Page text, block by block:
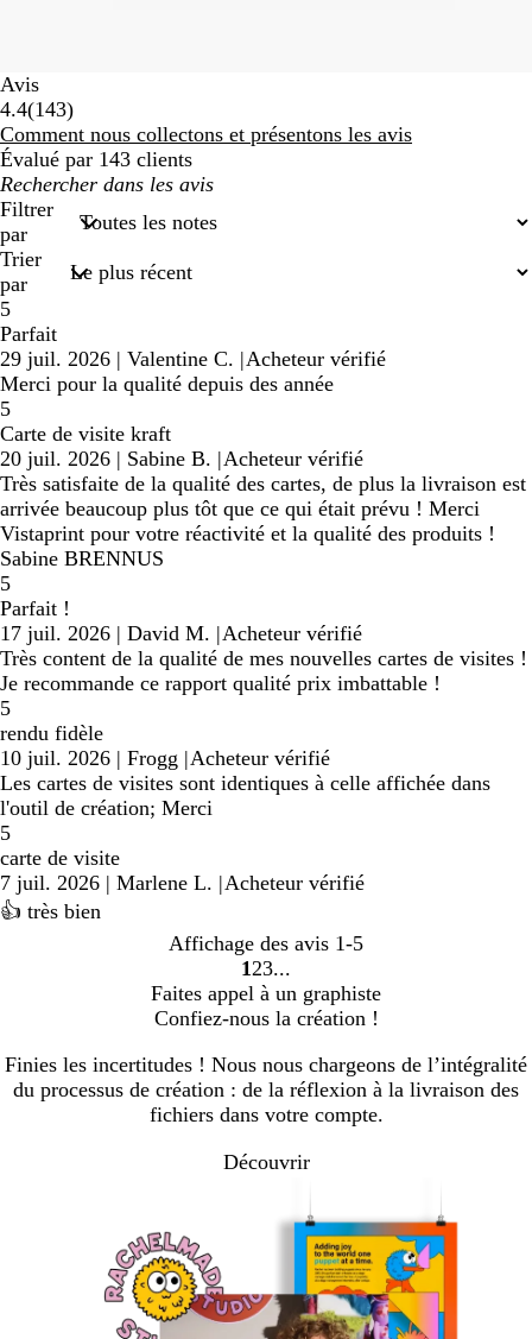
Avis
4.4(143143
avis
)
Comment nous collectons et présentons les avis
Évalué par 143 clients
Mes
recherches
saisies
Filtrer
par
Trier
par
5
Parfait
29 juil. 2026 | Valentine C. |Acheteur vérifié
Merci pour la qualité depuis des année
5
Carte de visite kraft
20 juil. 2026 | Sabine B. |Acheteur vérifié
Très satisfaite de la qualité des cartes, de plus la livraison est
arrivée beaucoup plus tôt que ce qui était prévu ! Merci
Vistaprint pour votre réactivité et la qualité des produits !
Sabine BRENNUS
5
Parfait !
17 juil. 2026 | David M. |Acheteur vérifié
Très content de la qualité de mes nouvelles cartes de visites !
Je recommande ce rapport qualité prix imbattable !
5
rendu fidèle
10 juil. 2026 | Frogg |Acheteur vérifié
Les cartes de visites sont identiques à celle affichée dans
l'outil de création; Merci
5
carte de visite
7 juil. 2026 | Marlene L. |Acheteur vérifié
👍 très bien
Affichage des avis 1-5
Accéder
à
la
1 Accéder
à
la
2 Accéder
à
la
3
Faites appel à un graphiste
Confiez-nous la création !
Finies les incertitudes ! Nous nous chargeons de l’intégralité
du processus de création : de la réflexion à la livraison des
fichiers dans votre compte.
Découvrir